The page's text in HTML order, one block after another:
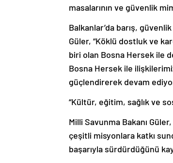
masalarının ve güvenlik
Balkanlar’da barış,
Güler, “Köklü dostluk ve
biri olan Bosna Hersek ile
Bosna Hersek ile
güçlendirerek devam
“Kültür, eğitim, sağlık ve
Milli Savunma Bakanı
çeşitli misyonlara katkı
başarıyla sürdürdüğünü